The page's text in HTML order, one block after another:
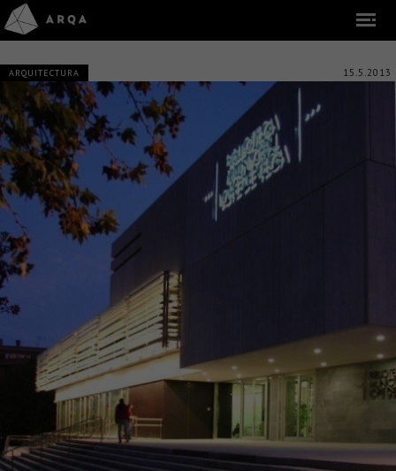
ARQUITECTURA 15.5.2013